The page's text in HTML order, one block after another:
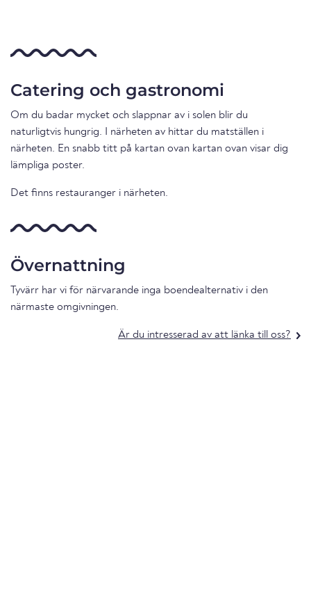
Catering och gastronomi
Om du badar mycket och slappnar av i solen blir du
naturligtvis hungrig. I närheten av hittar du matställen i
närheten. En snabb titt på kartan ovan kartan ovan visar dig
lämpliga poster.
Det finns restauranger i närheten.
Övernattning
Tyvärr har vi för närvarande inga boendealternativ i den
närmaste omgivningen.
Är du intresserad av att länka till oss?